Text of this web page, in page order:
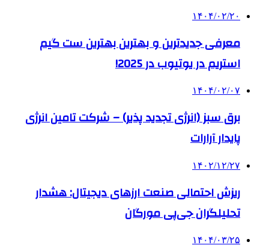
۱۴۰۴/۰۲/۲۰
معرفی جدیدترین و بهترین بهترین ست گیم
استریم در یوتیوب در 2025!
۱۴۰۴/۰۲/۰۷
برق سبز (انرژی تجدید پذیر) – شرکت تامین انرژی
پایدار آرارات
۱۴۰۲/۱۲/۲۷
ریزش احتمالی صنعت ارزهای دیجیتال: هشدار
تحلیلگران جی‌پی مورگان
۱۴۰۴/۰۳/۲۵